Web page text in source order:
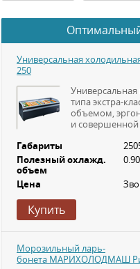
Универсальная
250
Универсальная
типа экстра-
объемом,
и совершенной
Габариты
Полезный охлажд.
объем
Цена
Купить
Морозильный ларь-
бонета МАРИХОЛОДМАШ